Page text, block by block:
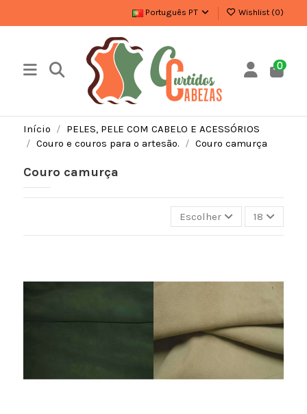
Português PT Wishlist (0)
0
Início
PELES, PELE COM CABELO E ACESSÓRIOS
Couro e couros para o artesão.
Couro camurça
Couro camurça
Escolher 18